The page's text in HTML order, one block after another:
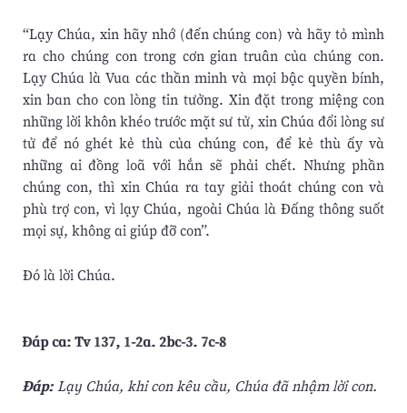
“Lạy Chúa, xin hãy nhớ (đến chúng con) và hãy tỏ mình
ra cho chúng con trong cơn gian truân của chúng con.
Lạy Chúa là Vua các thần minh và mọi bậc quyền bính,
xin ban cho con lòng tin tưởng. Xin đặt trong miệng con
những lời khôn khéo trước mặt sư tử, xin Chúa đổi lòng sư
tử để nó ghét kẻ thù của chúng con, để kẻ thù ấy và
những ai đồng loã với hắn sẽ phải chết. Nhưng phần
chúng con, thì xin Chúa ra tay giải thoát chúng con và
phù trợ con, vì lạy Chúa, ngoài Chúa là Ðấng thông suốt
mọi sự, không ai giúp đỡ con”.
Ðó là lời Chúa.
Ðáp ca: Tv 137, 1-2a. 2bc-3. 7c-8
Ðáp:Lạy Chúa, khi con kêu cầu, Chúa đã nhậm lời con.